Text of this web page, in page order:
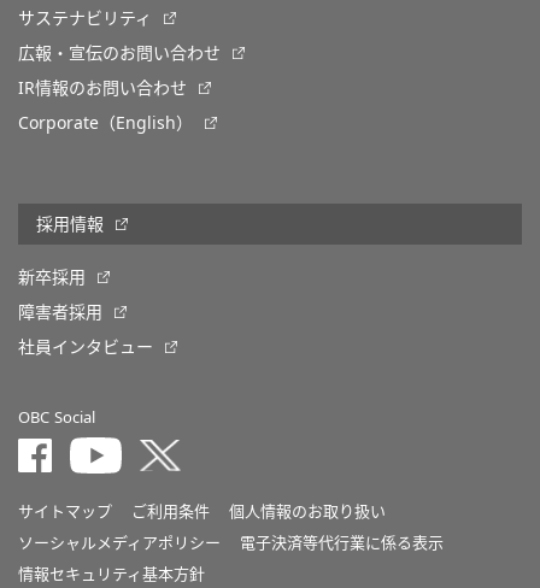
サステナビリティ
広報・宣伝のお問い合わせ
IR情報のお問い合わせ
Corporate（English）
採用情報
新卒採用
障害者採用
社員インタビュー
OBC Social
サイトマップ ご利用条件
個人情報のお取り扱い
ソーシャルメディアポリシー
電子決済等代行業に係る表示
情報セキュリティ基本方針